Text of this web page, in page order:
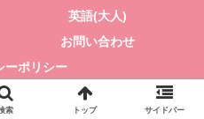
英語(大人)
お問い合わせ
ーポリシー
にポジティブLIFE.
索 トップ サイドバー